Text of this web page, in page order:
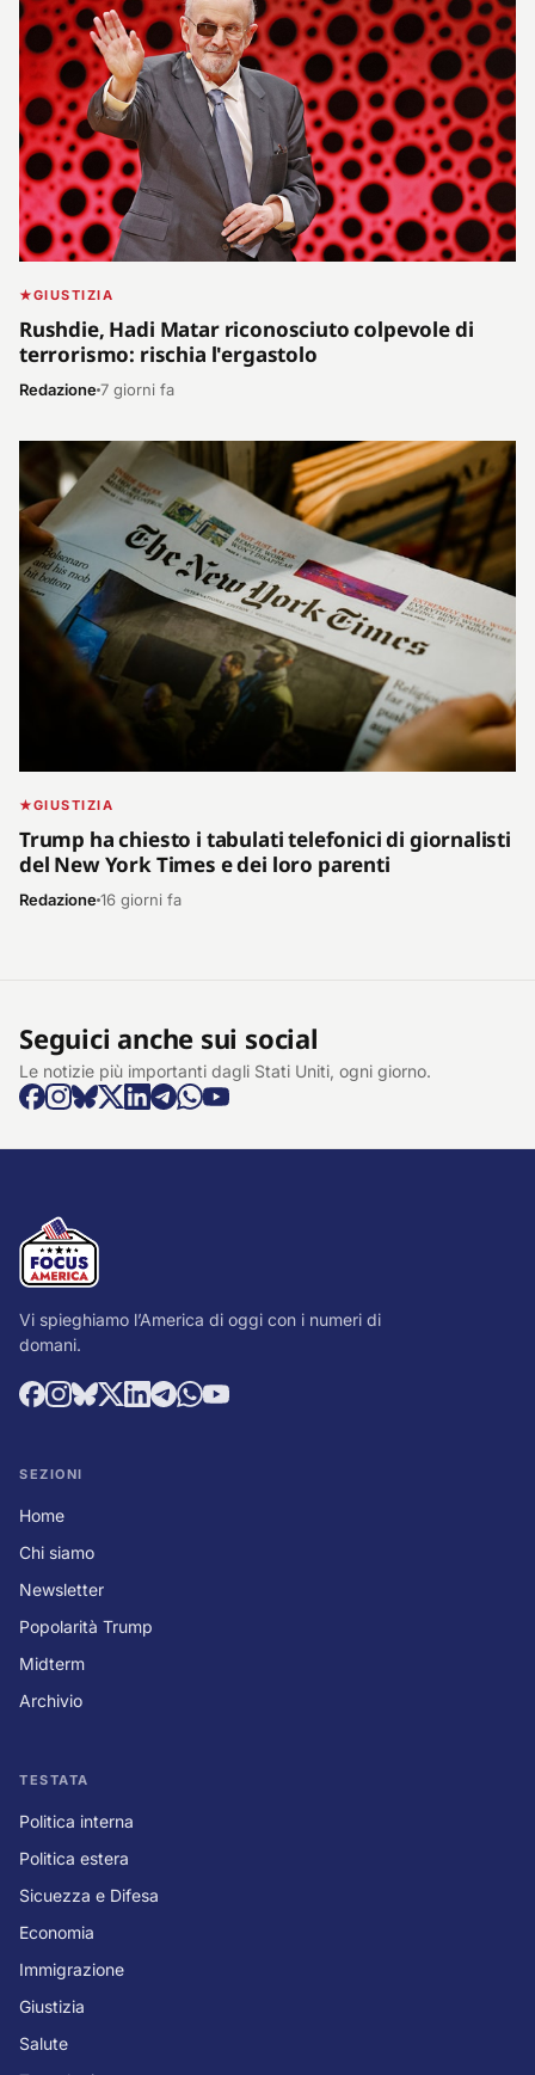
GIUSTIZIA
Rushdie, Hadi Matar riconosciuto colpevole di
terrorismo: rischia l'ergastolo
Redazione7 giorni fa
GIUSTIZIA
Trump ha chiesto i tabulati telefonici di giornalisti
del New York Times e dei loro parenti
Redazione16 giorni fa
Seguici anche sui social
Le notizie più importanti dagli Stati Uniti, ogni giorno.
Vi spieghiamo l’America di oggi con i numeri di
domani.
SEZIONI
Home
Chi siamo
Newsletter
Popolarità Trump
Midterm
Archivio
TESTATA
Politica interna
Politica estera
Sicuezza e Difesa
Economia
Immigrazione
Giustizia
Salute